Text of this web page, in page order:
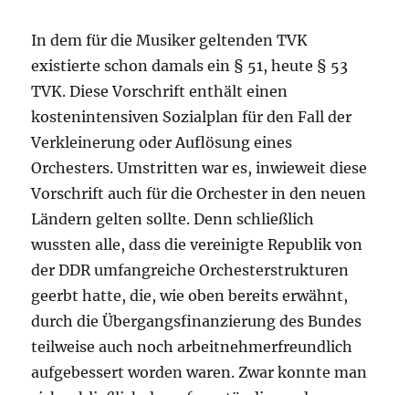
In dem für die Musiker geltenden TVK
existierte schon damals ein § 51, heute § 53
TVK. Diese Vorschrift enthält einen
kostenintensiven Sozialplan für den Fall der
Verkleinerung oder Auflösung eines
Orchesters. Umstritten war es, inwieweit diese
Vorschrift auch für die Orchester in den neuen
Ländern gelten sollte. Denn schließlich
wussten alle, dass die vereinigte Republik von
der DDR umfangreiche Orchesterstrukturen
geerbt hatte, die, wie oben bereits erwähnt,
durch die Übergangsfinanzierung des Bundes
teilweise auch noch arbeitnehmerfreundlich
aufgebessert worden waren. Zwar konnte man